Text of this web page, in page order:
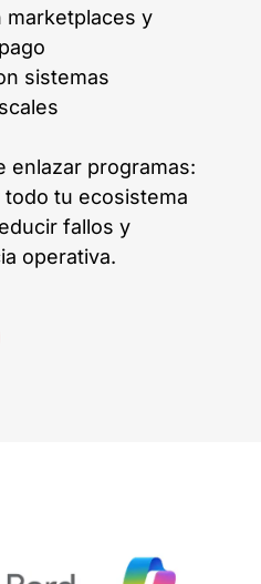
marketplaces y
sistemas
enlazar programas:
tu ecosistema
fallos y
operativa.